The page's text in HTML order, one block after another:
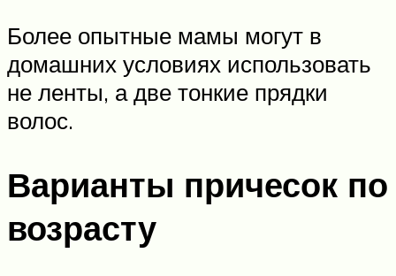
Более опытные мамы могут в
домашних условиях использовать
не ленты, а две тонкие прядки
волос.
Варианты причесок по
возрасту